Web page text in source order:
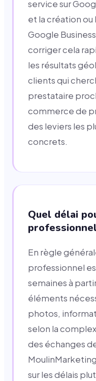
service sur
et la création
Google
corriger cela
les résultats
clients qui
prestataire
commerce de
des leviers les
concrets.
Quel délai
En règle
professionnel
semaines à
éléments
photos,
selon la
des échanges
sur les délais